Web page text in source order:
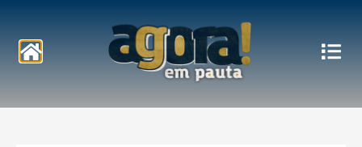
Notícias